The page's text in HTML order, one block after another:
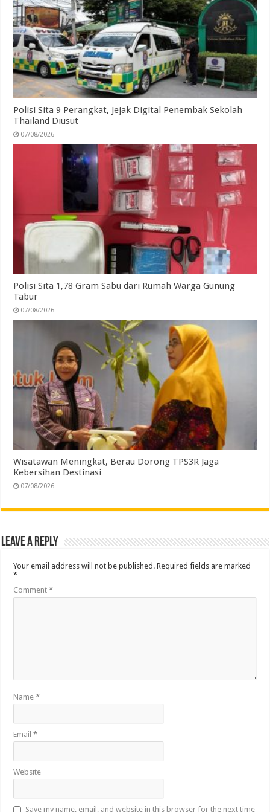
Polisi Sita 9 Perangkat, Jejak Digital Penembak Sekolah
Thailand Diusut
07/08/2026
Polisi Sita 1,78 Gram Sabu dari Rumah Warga Gunung
Tabur
07/08/2026
Wisatawan Meningkat, Berau Dorong TPS3R Jaga
Kebersihan Destinasi
07/08/2026
Leave a Reply
Your email address will not be published. Required fields are marked
*
Comment*
Name*
Email*
Website
Save my name, email, and website in this browser for the next time